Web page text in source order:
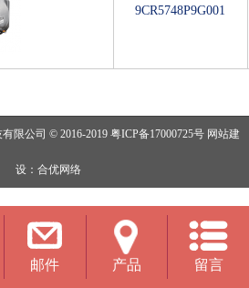
9CR5748P9G001
限公司 © 2016-2019 粤ICP备17000725号 网站建
设 ：合优网络
邮件 产品 留言